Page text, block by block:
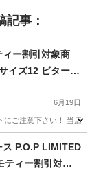
記事：
ー割引対象商
イズ12 ビターオ
6月19日
注意下さい！ 当店の
P.O.P LIMITED
ティー割引対象